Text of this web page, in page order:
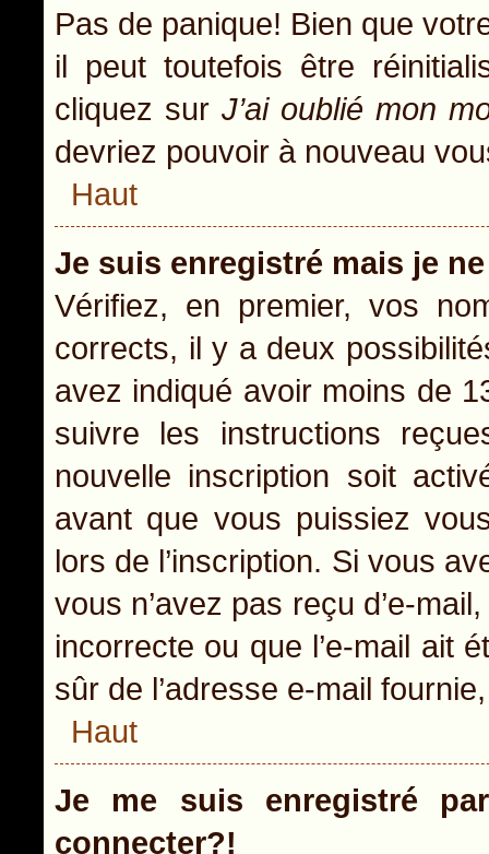
Pas de panique! Bien que
il peut toutefois être
cliquez sur J’ai oublié mon
devriez pouvoir à nouveau
Haut
Je suis enregistré mais je
Vérifiez, en premier, vos
corrects, il y a deux
avez indiqué avoir moins de
suivre les instructions
nouvelle inscription soit
avant que vous puissiez
lors de l’inscription. Si vous
vous n’avez pas reçu d’e-
incorrecte ou que l’e-mail ait
sûr de l’adresse e-mail
Haut
Je me suis enregistré
connecter?!